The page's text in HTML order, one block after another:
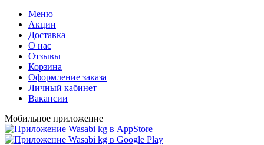
Меню
Акции
Доставка
О нас
Отзывы
Корзина
Оформление заказа
Личный кабинет
Вакансии
Мобильное приложение